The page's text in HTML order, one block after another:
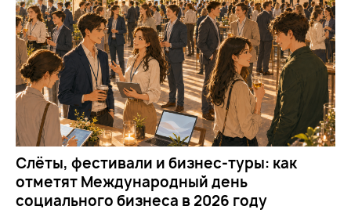
Слёты, фестивали и бизнес-туры: как
отметят Международный день
социального бизнеса в 2026 году